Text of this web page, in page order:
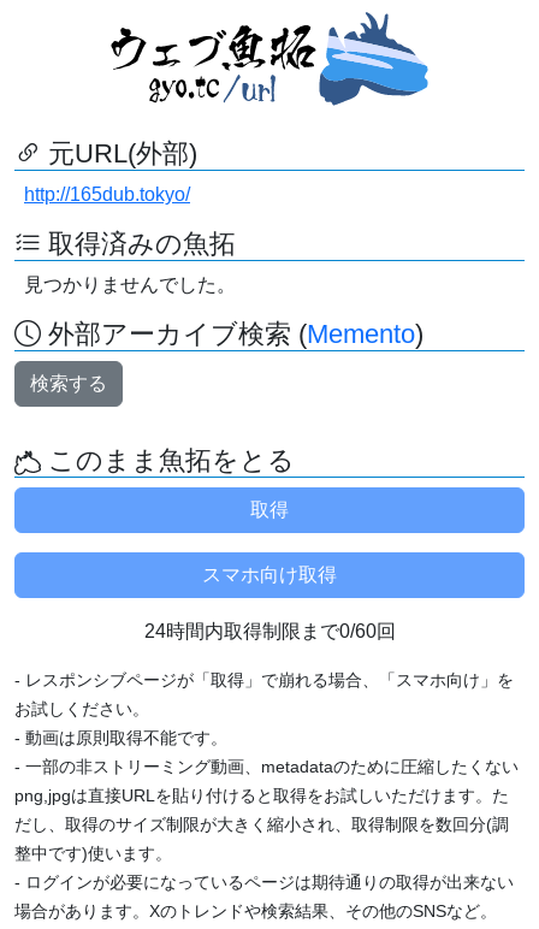
元URL(外部)
http://165dub.tokyo/
取得済みの魚拓
見つかりませんでした。
外部アーカイブ検索 (Memento)
検索する
このまま魚拓をとる
24時間内取得制限まで0/60回
- レスポンシブページが「取得」で崩れる場合、「スマホ向け」を
お試しください。
- 動画は原則取得不能です。
- 一部の非ストリーミング動画、metadataのために圧縮したくない
png,jpgは直接URLを貼り付けると取得をお試しいただけます。た
だし、取得のサイズ制限が大きく縮小され、取得制限を数回分(調
整中です)使います。
- ログインが必要になっているページは期待通りの取得が出来ない
場合があります。Xのトレンドや検索結果、その他のSNSなど。